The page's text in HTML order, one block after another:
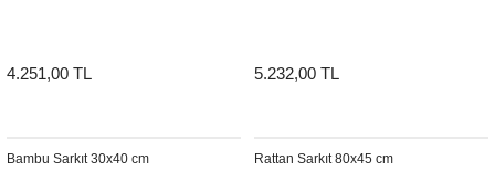
4.251,00 TL 5.232,00 TL
Bambu Sarkıt 30x40 cm Rattan Sarkıt 80x45 cm